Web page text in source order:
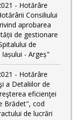
- Hotărâre
Consiliului
aprobarea
de gestionare
de
- Argeș"
- Hotărâre
a Detaliilor de
eficienţei
Brădet", cod
de lucrări